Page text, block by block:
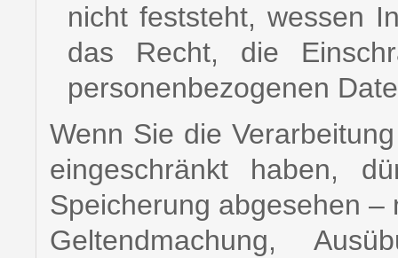
nicht feststeht, wessen
das Recht, die
personenbezogenen
Wenn Sie die
eingeschränkt haben,
Speicherung abgesehen
Geltendmachung,